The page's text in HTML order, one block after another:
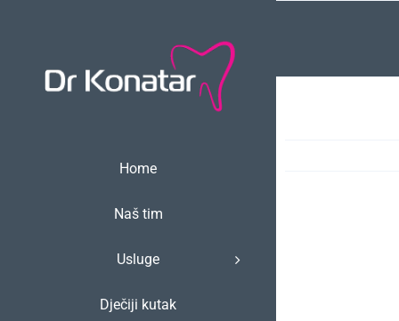
content
Home
Naš tim
Usluge
Dječiji kutak